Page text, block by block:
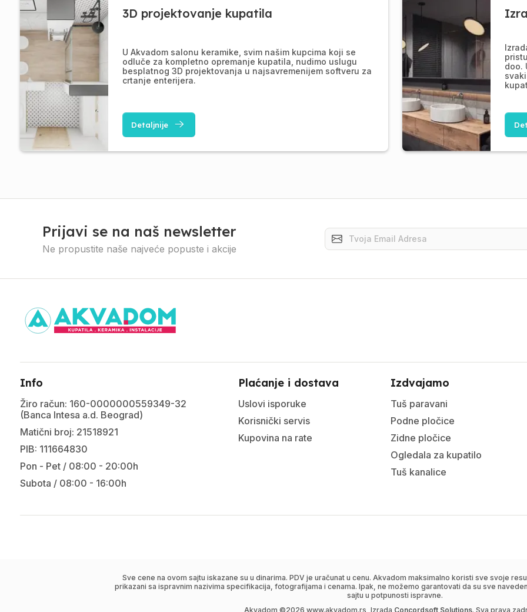
3D projektovanje kupatila
U Akvadom salonu keramike, svim našim kupcima koji se
odluče za kompletno opremanje kupatila, nudimo uslugu
besplatnog 3D projektovanja u najsavremenijem softveru za
crtanje enterijera.
Detaljnije
doo.
Prijavi se na naš newsletter
Ne propustite naše najveće popuste i akcije
Info
Žiro račun: 160-0000000559349-32
(Banca Intesa a.d. Beograd)
Matični broj: 21518921
PIB: 111664830
Pon - Pet / 08:00 - 20:00h
Subota / 08:00 - 16:00h
Plaćanje i dostava
Uslovi isporuke
Korisnički servis
Kupovina na rate
Izdvajamo
Tuš paravani
Podne pločice
Zidne pločice
Ogledala za kupatilo
Tuš kanalice
Sve cene na ovom sajtu iskazane su u dinarima. PDV je uračunat u cenu. Akvadom maksimalno koristi sve svoje
prikazani sa ispravnim nazivima specifikacija, fotografijama i cenama. Ipak, ne možemo garantovati da su sve
sajtu u potpunosti ispravne.
Akvadom ©2026 www.akvadom.rs, Izrada Concordsoft Solutions. Sva prava